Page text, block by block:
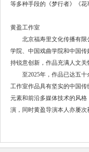
等多种手段的《梦行者》《
黄盈工作室
北京福寿里文化传播有限
学院、中国戏曲学院和中国
持锐意创新，作品充满人文关
至2025年，作品已达五十
工作室作品具有坚实的中国
元素和前沿多媒体技术的风
演，同时黄盈导演本人亦屡次